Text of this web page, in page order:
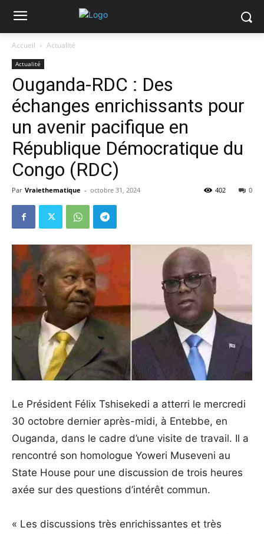
Accueil Actualité
Actualité
Ouganda-RDC : Des
échanges enrichissants pour
un avenir pacifique en
République Démocratique du
Congo (RDC)
Par Vraiethematique - octobre 31, 2024 0
402
Le Président Félix Tshisekedi a atterri le mercredi
30 octobre dernier après-midi, à Entebbe, en
Ouganda, dans le cadre d’une visite de travail. Il a
rencontré son homologue Yoweri Museveni au
State House pour une discussion de trois heures
axée sur des questions d’intérêt commun.
« Les discussions très enrichissantes et très